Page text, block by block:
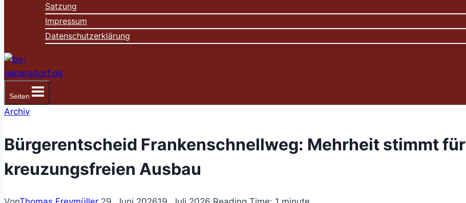
Satzung
Impressum
Datenschutzerklärung
Seiten
Archiv
Bürgerentscheid Frankenschnellweg: Mehrheit stimmt für
kreuzungsfreien Ausbau